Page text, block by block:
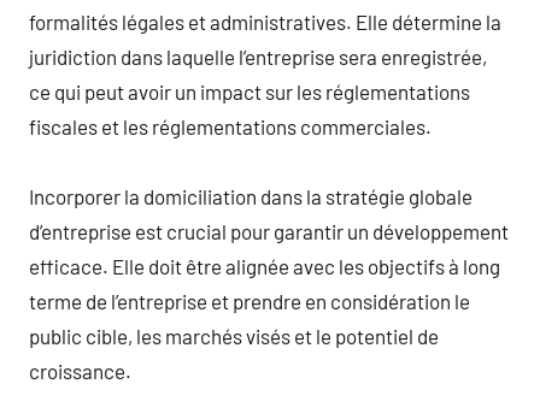
formalités légales et administratives. Elle détermine la
juridiction dans laquelle l’entreprise sera enregistrée,
ce qui peut avoir un impact sur les réglementations
fiscales et les réglementations commerciales.
Incorporer la domiciliation dans la stratégie globale
d’entreprise est crucial pour garantir un développement
efficace. Elle doit être alignée avec les objectifs à long
terme de l’entreprise et prendre en considération le
public cible, les marchés visés et le potentiel de
croissance.